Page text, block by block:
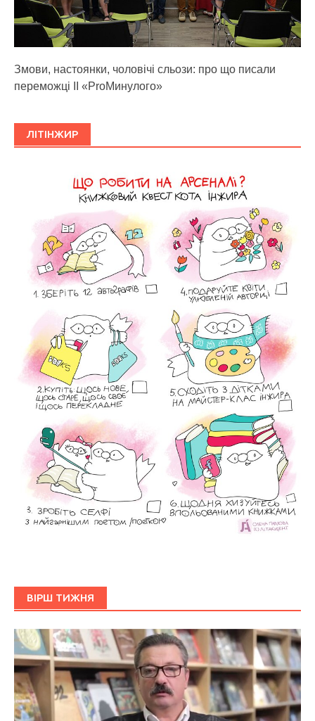
Змови, настоянки, чоловічі сльози: про що писали
переможці ІІ «ProМинулого»
ЛІТІНЖИР
ВІРШ ТИЖНЯ